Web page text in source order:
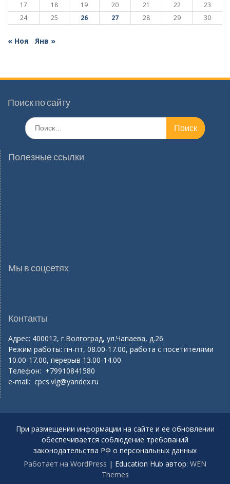
17
18 19 20 21 22
23
24
25 26 27 28 29 30
« Ноя Янв »
Поиск по сайту
Поиск
по:
Полезные ссылки
Мы в соцсетях
Контакты
Адрес: 400012, г.Волгоград, ул.Чапаева, д.26.
Режим работы: пн-пт, 08.00-17.00, работа с посетителями
10.00-17.00, перерыв 13.00-14.00
Телефон: +79910841580
e-mail: cpcs.vlg@yandex.ru
При размещении информации на сайте и ее обновлении
обеспечивается соблюдение требований
законодательства РФ о персональных данных
Работает на WordPress | Education Hub автор: WEN
Themes